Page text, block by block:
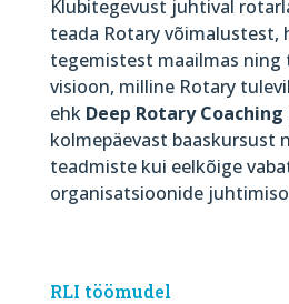
Klubitegevust juhtival
teada Rotary võimalustest,
tegemistest maailmas ning
visioon, milline Rotary
ehk Deep Rotary Coaching
kolmepäevast baaskursust
teadmiste kui eelkõige
organisatsioonide
RLI töömudel